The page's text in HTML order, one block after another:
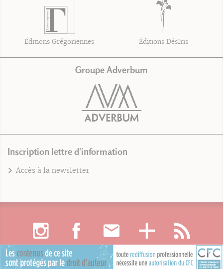
Éditions Grégoriennes Éditions DésIris
Groupe Adverbum
Inscription lettre d'information
Accès à la newsletter